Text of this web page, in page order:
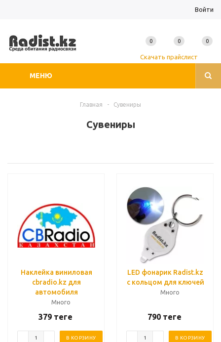
Войти
МЕНЮ
Скачать прайслист
0 0 0
Главная - Сувениры
Сувениры
Наклейка виниловая
cbradio.kz для
автомобиля
Много
379теңге
В КОРЗИНУ
LED фонарик Radist.kz
с кольцом для ключей
Много
790теңге
В КОРЗИНУ